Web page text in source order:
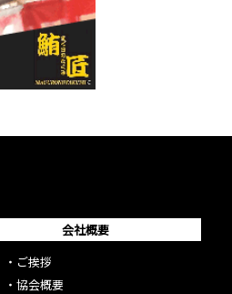
会社概要
・ ご挨拶
・協会概要